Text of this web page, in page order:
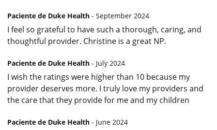
Paciente de Duke Health - September 2024
I feel so grateful to have such a thorough, caring, and
thoughtful provider. Christine is a great NP.
Paciente de Duke Health - July 2024
I wish the ratings were higher than 10 because my
provider deserves more. I truly love my providers and
the care that they provide for me and my children
Paciente de Duke Health - June 2024